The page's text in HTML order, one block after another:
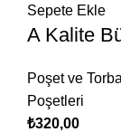
Sepete Ekle
A Kalite
Poşet ve
Poşetleri
₺320,00